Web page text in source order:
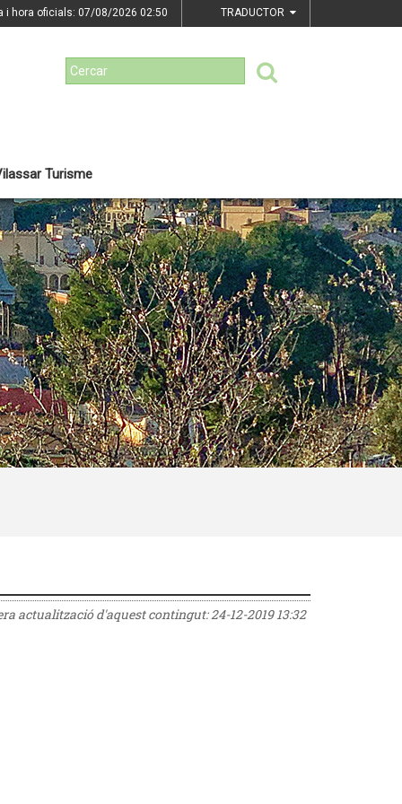
i hora oficials: 07/08/2026 02:50 TRADUCTOR
Turisme
actualització d'aquest contingut:24-12-2019 13:32